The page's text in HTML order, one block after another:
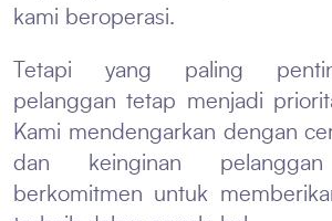
kami beroperasi.
Tetapi yang paling
pelanggan tetap menjadi
Kami mendengarkan dengan
dan keinginan
berkomitmen untuk